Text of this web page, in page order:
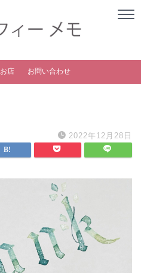
お店 お問い合わせ
2022年12月28日